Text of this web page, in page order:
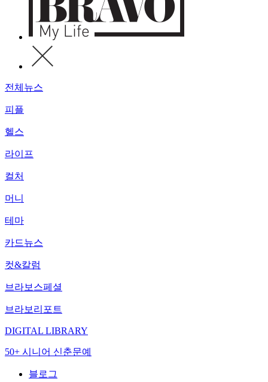
전체뉴스
피플
헬스
라이프
컬처
머니
테마
카드뉴스
컷&칼럼
브라보스페셜
브라보리포트
DIGITAL LIBRARY
50+ 시니어 신춘문예
블로그